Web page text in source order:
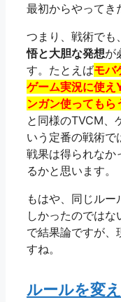
最初からやってき
つまり、戦術でも、
悟と大胆な発想が
す。たとえばモバ
ゲーム実況に使
ンガン使ってもら
と同様のTVCM、
いう定番の戦術で
戦果は得られなか
るかと思います。
もはや、同じル
しかったのではな
で結果論ですが、
すね。
ルールを変